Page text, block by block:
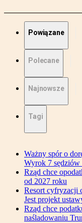
Powiązane
Polecane
Najnowsze
Tagi
Ważny spór o
Wyrok 7 sędziów
Rząd chce
od 2027 roku
Resort cyfryzacji
Jest projekt
Rząd chce
naśladowaniu